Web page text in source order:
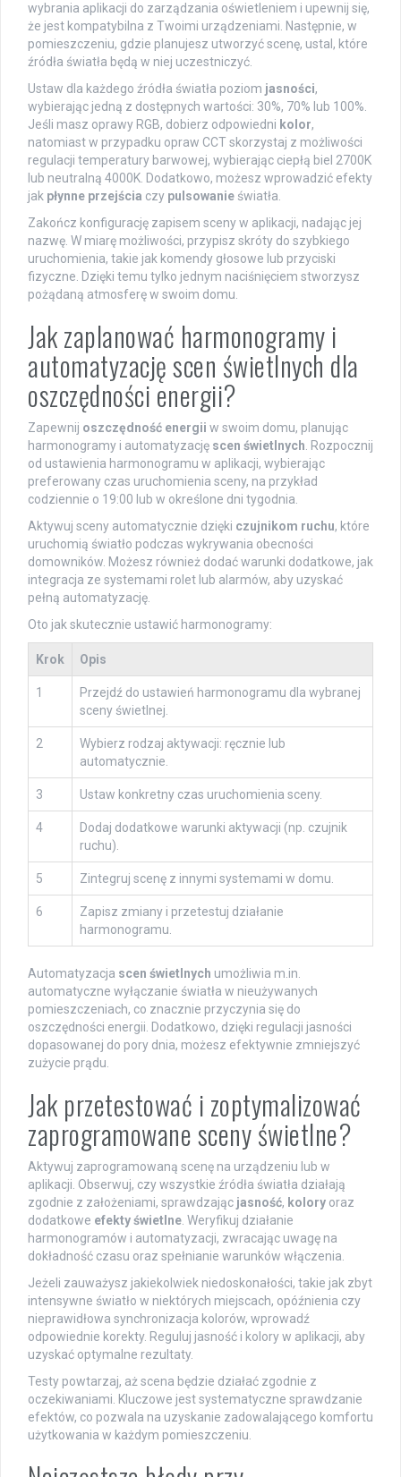
wybrania aplikacji do zarządzania oświetleniem i upewnij się,
że jest kompatybilna z Twoimi urządzeniami. Następnie, w
pomieszczeniu, gdzie planujesz utworzyć scenę, ustal, które
źródła światła będą w niej uczestniczyć.
Ustaw dla każdego źródła światła poziom jasności,
wybierając jedną z dostępnych wartości: 30%, 70% lub 100%.
Jeśli masz oprawy RGB, dobierz odpowiedni kolor,
natomiast w przypadku opraw CCT skorzystaj z możliwości
regulacji temperatury barwowej, wybierając ciepłą biel 2700K
lub neutralną 4000K. Dodatkowo, możesz wprowadzić efekty
jak płynne przejścia czy pulsowanie światła.
Zakończ konfigurację zapisem sceny w aplikacji, nadając jej
nazwę. W miarę możliwości, przypisz skróty do szybkiego
uruchomienia, takie jak komendy głosowe lub przyciski
fizyczne. Dzięki temu tylko jednym naciśnięciem stworzysz
pożądaną atmosferę w swoim domu.
Jak zaplanować harmonogramy i
automatyzację scen świetlnych dla
oszczędności energii?
Zapewnij oszczędność energii w swoim domu, planując
harmonogramy i automatyzację scen świetlnych . Rozpocznij
od ustawienia harmonogramu w aplikacji, wybierając
preferowany czas uruchomienia sceny, na przykład
codziennie o 19:00 lub w określone dni tygodnia.
Aktywuj sceny automatycznie dzięki czujnikom ruchu, które
uruchomią światło podczas wykrywania obecności
domowników. Możesz również dodać warunki dodatkowe, jak
integracja ze systemami rolet lub alarmów, aby uzyskać
pełną automatyzację.
Oto jak skutecznie ustawić harmonogramy:
Krok Opis
1
Przejdź do ustawień harmonogramu dla wybranej
sceny świetlnej.
2
Wybierz rodzaj aktywacji: ręcznie lub
automatycznie.
3 Ustaw konkretny czas uruchomienia sceny.
4
Dodaj dodatkowe warunki aktywacji (np. czujnik
ruchu).
5 Zintegruj scenę z innymi systemami w domu.
6
Zapisz zmiany i przetestuj działanie
harmonogramu.
Automatyzacja scen świetlnych umożliwia m.in.
automatyczne wyłączanie światła w nieużywanych
pomieszczeniach, co znacznie przyczynia się do
oszczędności energii. Dodatkowo, dzięki regulacji jasności
dopasowanej do pory dnia, możesz efektywnie zmniejszyć
zużycie prądu.
Jak przetestować i zoptymalizować
zaprogramowane sceny świetlne?
Aktywuj zaprogramowaną scenę na urządzeniu lub w
aplikacji. Obserwuj, czy wszystkie źródła światła działają
zgodnie z założeniami, sprawdzając jasność, kolory oraz
dodatkowe efekty świetlne . Weryfikuj działanie
harmonogramów i automatyzacji, zwracając uwagę na
dokładność czasu oraz spełnianie warunków włączenia.
Jeżeli zauważysz jakiekolwiek niedoskonałości, takie jak zbyt
intensywne światło w niektórych miejscach, opóźnienia czy
nieprawidłowa synchronizacja kolorów, wprowadź
odpowiednie korekty. Reguluj jasność i kolory w aplikacji, aby
uzyskać optymalne rezultaty.
Testy powtarzaj, aż scena będzie działać zgodnie z
oczekiwaniami. Kluczowe jest systematyczne sprawdzanie
efektów, co pozwala na uzyskanie zadowalającego komfortu
użytkowania w każdym pomieszczeniu.